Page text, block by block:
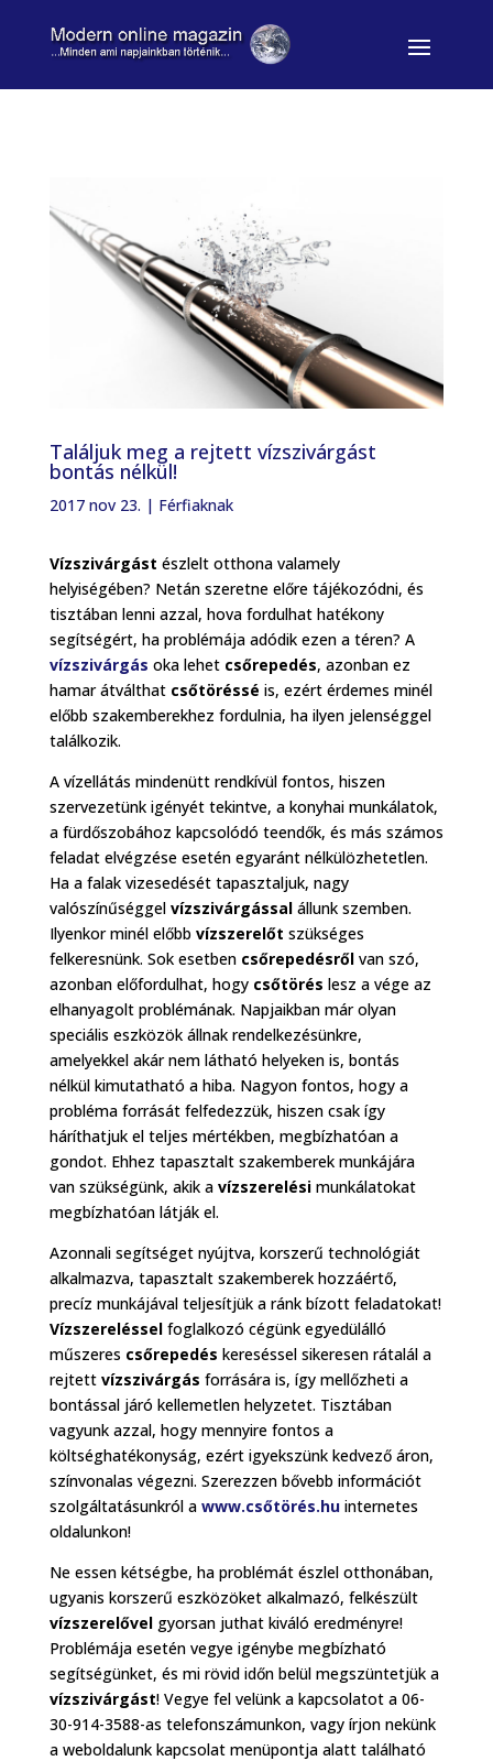
Találjuk meg a rejtett vízszivárgást
bontás nélkül!
2017 nov 23. | Férfiaknak
Vízszivárgást észlelt otthona valamely
helyiségében? Netán szeretne előre tájékozódni, és
tisztában lenni azzal, hova fordulhat hatékony
segítségért, ha problémája adódik ezen a téren? A
vízszivárgás oka lehet csőrepedés, azonban ez
hamar átválthat csőtöréssé is, ezért érdemes minél
előbb szakemberekhez fordulnia, ha ilyen jelenséggel
találkozik.
A vízellátás mindenütt rendkívül fontos, hiszen
szervezetünk igényét tekintve, a konyhai munkálatok,
a fürdőszobához kapcsolódó teendők, és más számos
feladat elvégzése esetén egyaránt nélkülözhetetlen.
Ha a falak vizesedését tapasztaljuk, nagy
valószínűséggel vízszivárgással állunk szemben.
Ilyenkor minél előbb vízszerelőt szükséges
felkeresnünk. Sok esetben csőrepedésrőlvan szó,
azonban előfordulhat, hogy csőtörés lesz a vége az
elhanyagolt problémának. Napjaikban már olyan
speciális eszközök állnak rendelkezésünkre,
amelyekkel akár nem látható helyeken is, bontás
nélkül kimutatható a hiba. Nagyon fontos, hogy a
probléma forrását felfedezzük, hiszen csak így
háríthatjuk el teljes mértékben, megbízhatóan a
gondot. Ehhez tapasztalt szakemberek munkájára
van szükségünk, akik a vízszerelésimunkálatokat
megbízhatóan látják el.
Azonnali segítséget nyújtva, korszerű technológiát
alkalmazva, tapasztalt szakemberek hozzáértő,
precíz munkájával teljesítjük a ránk bízott feladatokat!
Vízszerelésselfoglalkozó cégünk egyedülálló
műszeres csőrepedés kereséssel sikeresen rátalál a
rejtett vízszivárgás forrására is, így mellőzheti a
bontással járó kellemetlen helyzetet. Tisztában
vagyunk azzal, hogy mennyire fontos a
költséghatékonyság, ezért igyekszünk kedvező áron,
színvonalas végezni. Szerezzen bővebb információt
szolgáltatásunkról a www.csőtörés.huinternetes
oldalunkon!
Ne essen kétségbe, ha problémát észlel otthonában,
ugyanis korszerű eszközöket alkalmazó, felkészült
vízszerelővel gyorsan juthat kiváló eredményre!
Problémája esetén vegye igénybe megbízható
segítségünket, és mi rövid időn belül megszüntetjük a
vízszivárgást! Vegye fel velünk a kapcsolatot a 06-
30-914-3588-as telefonszámunkon, vagy írjon nekünk
a weboldalunk kapcsolat menüpontja alatt található